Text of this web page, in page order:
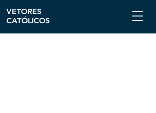
VETORES
CATÓLICOS